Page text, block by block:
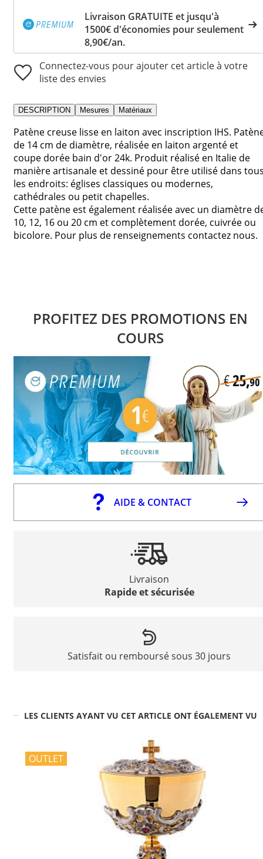
Livraison GRATUITE et jusqu'à
1500€ d'économies pour seulement
8,90€/an.
Connectez-vous pour ajouter cet article à votre
liste des envies
DESCRIPTION Mesures Matériaux
Patène creuse lisse en laiton avec inscription IHS.
de 14 cm de diamètre, réalisée en laiton argenté et
coupe dorée bain d'or 24k. Produit réalisé en Italie de
manière artisanale et dessiné pour être utilisé dans
les endroits: églises classiques ou modernes,
cathédrales ou petit chapelles.
Cette patène est également réalisée avec un diamètre
10, 12, 16 ou 20 cm et complètement dorée, cuivrée ou
bicolore. Pour plus de renseignements contactez nous.
PROFITEZ DES PROMOTIONS EN
COURS
AIDE & CONTACT
Livraison
Rapide et sécurisée
Satisfait ou remboursé sous 30 jours
LES CLIENTS AYANT VU CET ARTICLE ONT ÉGALEMENT VU
OUTLET